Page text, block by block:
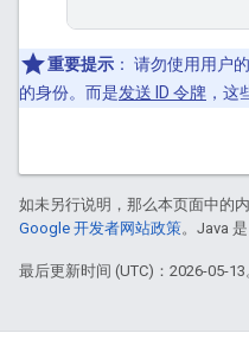
重要提示 ： 请勿使用用户
的身份。而是发送 ID 令牌 ，这
如未另行说明，那么本页面中的
Google 开发者网站政策。Java
最后更新时间 (UTC)：2026-05-13